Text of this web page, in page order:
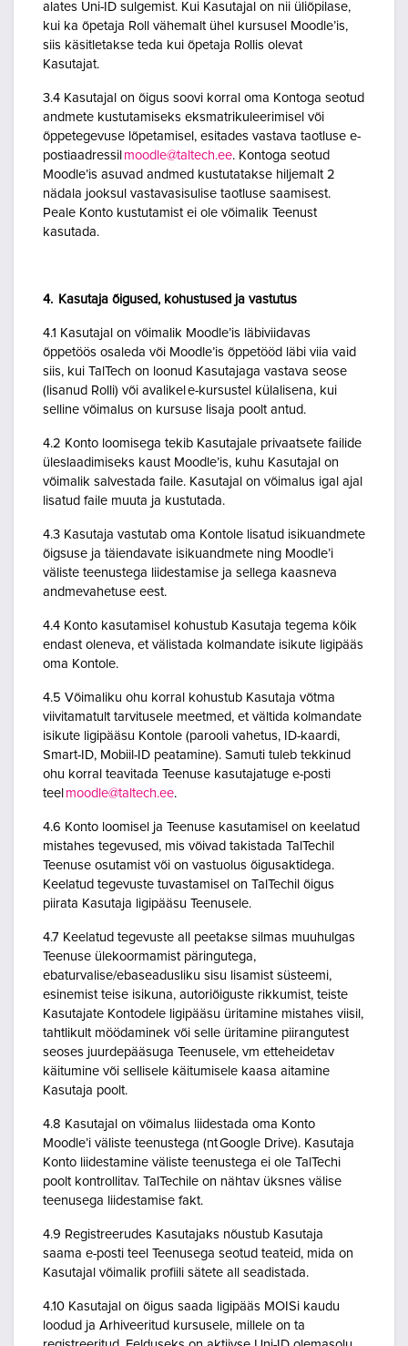
alates Uni-ID sulgemist. Kui Kasutajal on nii üliõpilase,
kui ka õpetaja Roll vähemalt ühel kursusel Moodle’is,
siis käsitletakse teda kui õpetaja Rollis olevat
Kasutajat.
3.4 Kasutajal on õigus soovi korral oma Kontoga seotud
andmete kustutamiseks eksmatrikuleerimisel või
õppetegevuse lõpetamisel, esitades vastava taotluse e-
postiaadressil moodle@taltech.ee. Kontoga seotud
Moodle’is asuvad andmed kustutatakse hiljemalt 2
nädala jooksul vastavasisulise taotluse saamisest.
Peale Konto kustutamist ei ole võimalik Teenust
kasutada.
4. Kasutaja õigused, kohustused ja vastutus
4.1 Kasutajal on võimalik Moodle’is läbiviidavas
õppetöös osaleda või Moodle’is õppetööd läbi viia vaid
siis, kui TalTech on loonud Kasutajaga vastava seose
(lisanud Rolli) või avalikel e-kursustel külalisena, kui
selline võimalus on kursuse lisaja poolt antud.
4.2 Konto loomisega tekib Kasutajale privaatsete failide
üleslaadimiseks kaust Moodle’is, kuhu Kasutajal on
võimalik salvestada faile. Kasutajal on võimalus igal ajal
lisatud faile muuta ja kustutada.
4.3 Kasutaja vastutab oma Kontole lisatud isikuandmete
õigsuse ja täiendavate isikuandmete ning Moodle’i
väliste teenustega liidestamise ja sellega kaasneva
andmevahetuse eest.
4.4 Konto kasutamisel kohustub Kasutaja tegema kõik
endast oleneva, et välistada kolmandate isikute ligipääs
oma Kontole.
4.5 Võimaliku ohu korral kohustub Kasutaja võtma
viivitamatult tarvitusele meetmed, et vältida kolmandate
isikute ligipääsu Kontole (parooli vahetus, ID-kaardi,
Smart-ID, Mobiil-ID peatamine). Samuti tuleb tekkinud
ohu korral teavitada Teenuse kasutajatuge e-posti
teel moodle@taltech.ee.
4.6 Konto loomisel ja Teenuse kasutamisel on keelatud
mistahes tegevused, mis võivad takistada TalTechil
Teenuse osutamist või on vastuolus õigusaktidega.
Keelatud tegevuste tuvastamisel on TalTechil õigus
piirata Kasutaja ligipääsu Teenusele.
4.7 Keelatud tegevuste all peetakse silmas muuhulgas
Teenuse ülekoormamist päringutega,
ebaturvalise/ebaseadusliku sisu lisamist süsteemi,
esinemist teise isikuna, autoriõiguste rikkumist, teiste
Kasutajate Kontodele ligipääsu üritamine mistahes viisil,
tahtlikult möödaminek või selle üritamine piirangutest
seoses juurdepääsuga Teenusele, vm etteheidetav
käitumine või sellisele käitumisele kaasa aitamine
Kasutaja poolt.
4.8 Kasutajal on võimalus liidestada oma Konto
Moodle’i väliste teenustega (nt Google Drive). Kasutaja
Konto liidestamine väliste teenustega ei ole TalTechi
poolt kontrollitav. TalTechile on nähtav üksnes välise
teenusega liidestamise fakt.
4.9 Registreerudes Kasutajaks nõustub Kasutaja
saama e-posti teel Teenusega seotud teateid, mida on
Kasutajal võimalik profiili sätete all seadistada.
4.10 Kasutajal on õigus saada ligipääs MOISi kaudu
loodud ja Arhiveeritud kursusele, millele on ta